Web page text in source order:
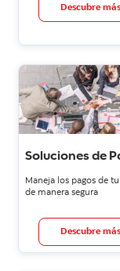
Descubre más
Soluciones de
Maneja los pagos de
de manera segura
Descubre más